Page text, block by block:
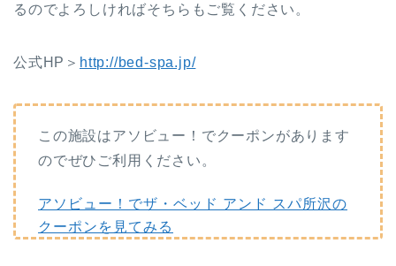
るのでよろしければそちらもご覧ください。
公式HP＞ http://bed-spa.jp/
この施設はアソビュー！でクーポンがあります
のでぜひご利用ください。
アソビュー！でザ・ベッド アンド スパ所沢の
クーポンを見てみる